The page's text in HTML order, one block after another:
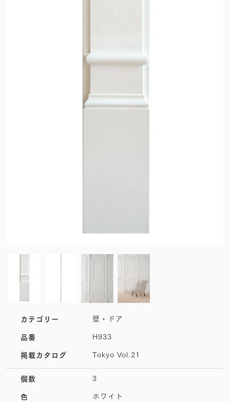
カテゴリー 壁・ドア
品番 H933
掲載カタログ Tokyo Vol.21
個数 3
色 ホワイト